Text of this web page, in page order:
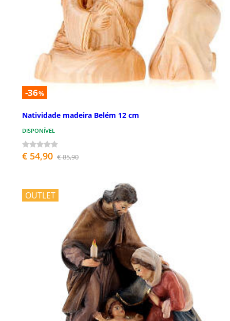
-36%
Natividade madeira Belém 12 cm
DISPONÍVEL
€ 54,90 € 85,90
OUTLET